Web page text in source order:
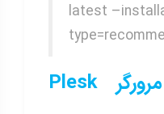
latest
Plesk